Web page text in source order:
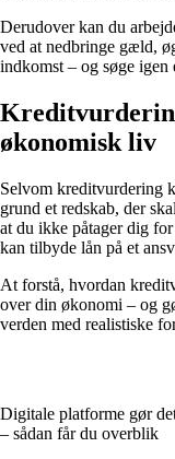
Derudover kan du
ved at nedbringe gæld,
indkomst – og søge igen
økonomisk liv
Selvom kreditvurdering
grund et redskab, der
at du ikke påtager dig
kan tilbyde lån på et
At forstå, hvordan
over din økonomi – og
verden med realistiske
Digitale platforme gør
– sådan får du overblik